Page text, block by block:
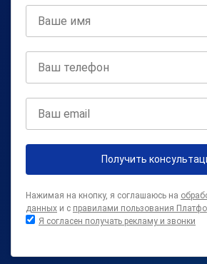
Получить
Нажимая на кнопку, я соглашаюсь на
данных и с правилами пользования
Я согласен получать рекламу и звонки